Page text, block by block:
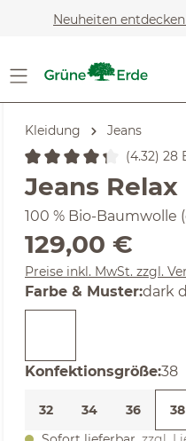
Zum Hauptinhalt springen
Neuheiten
Kleidung Jeans
Durchschnittliche
(4.32) 28
Jeans Relax
100 % Bio-Baumwolle
Regulärer Preis:
129,00 €
Preise inkl. MwSt. zzgl.
Farbe & Muster:dark
Konfektionsgröße:38
32 34 36 38